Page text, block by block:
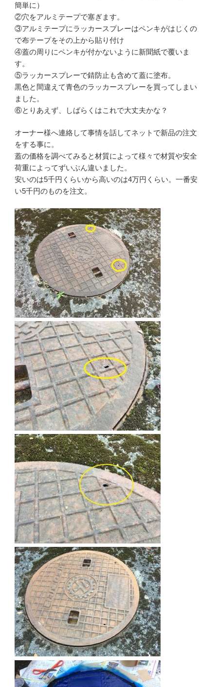
簡単に）
②穴をアルミテープで塞ぎます。
③アルミテープにラッカースプレーはペンキがはじくの
で布テープをその上から貼り付け
④蓋の周りにペンキが付かないように新聞紙で覆いま
す。
⑤ラッカースプレーで錆防止も含めて蓋に塗布。
黒色と間違えて青色のラッカースプレーを買ってしまい
ました。
⑥とりあえず、しばらくはこれで大丈夫かな？
オーナー様へ連絡して事情を話してネットで新品の注文
をする事に。
蓋の価格を調べてみると材質によって様々で材質や安全
荷重によってずいぶん違いました。
安いのは5千円くらいから高いのは4万円くらい。一番安
い5千円のものを注文。